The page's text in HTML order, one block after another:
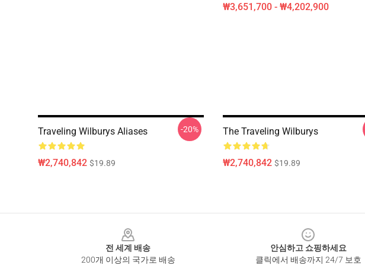
₩3,651,700 - ₩4,202,900
Traveling Wilburys Aliases
₩2,740,842 $19.89
-20% The Traveling Wilburys
₩2,740,842 $19.89
전 세계 배송
200개 이상의 국가로 배송
안심하고 쇼핑하세요
클릭에서 배송까지 24/7 보호